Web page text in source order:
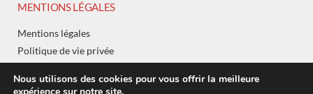
MENTIONS LÉGALES
Mentions légales
Politique de vie privée
Connexion
Nous utilisons des cookies pour vous offrir la meilleure